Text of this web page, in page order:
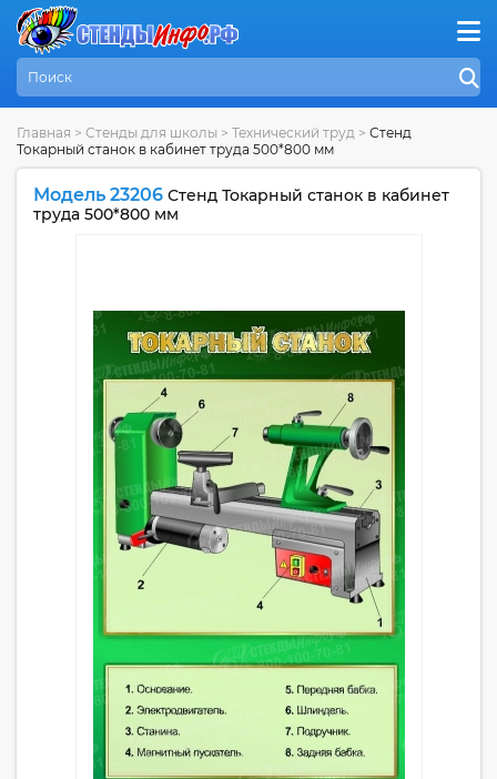
Главная > Стенды для школы > Технический труд > Стенд
Токарный станок в кабинет труда 500*800 мм
Модель 23206 Стенд Токарный станок в кабинет
труда 500*800 мм